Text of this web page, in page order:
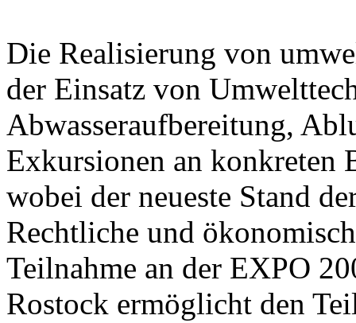
Die Realisierung von
der Einsatz von
Abwasseraufbereitung,
Exkursionen an konkreten
wobei der neueste Stand
Rechtliche und
Teilnahme an der EXPO
Rostock ermöglicht den